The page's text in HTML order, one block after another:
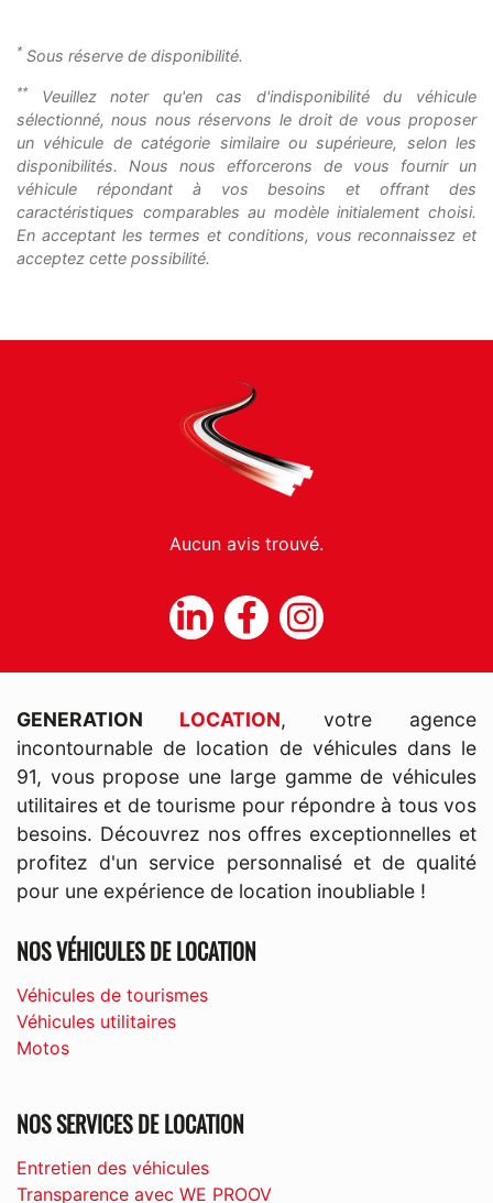
* Sous réserve de disponibilité.
**
Veuillez noter qu'en cas d'indisponibilité du véhicule
sélectionné, nous nous réservons le droit de vous proposer
un véhicule de catégorie similaire ou supérieure, selon les
disponibilités. Nous nous efforcerons de vous fournir un
véhicule répondant à vos besoins et offrant des
caractéristiques comparables au modèle initialement choisi.
En acceptant les termes et conditions, vous reconnaissez et
acceptez cette possibilité.
Aucun avis trouvé.
GENERATION LOCATION, votre agence
incontournable de location de véhicules dans le
91, vous propose une large gamme de véhicules
utilitaires et de tourisme pour répondre à tous vos
besoins. Découvrez nos offres exceptionnelles et
profitez d'un service personnalisé et de qualité
pour une expérience de location inoubliable !
NOS VÉHICULES DE LOCATION
Véhicules de tourismes
Véhicules utilitaires
Motos
NOS SERVICES DE LOCATION
Entretien des véhicules
Transparence avec WE PROOV